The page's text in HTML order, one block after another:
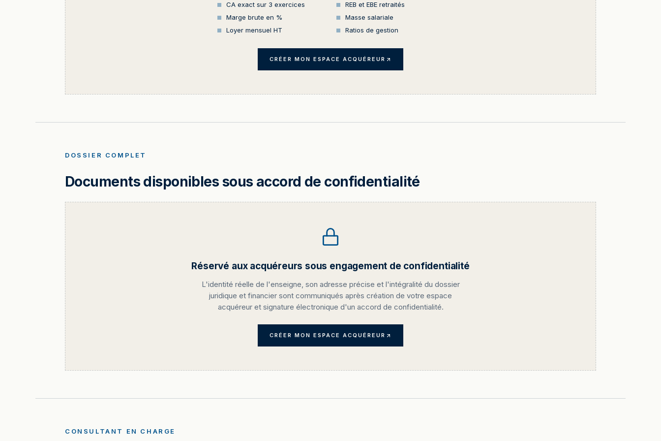
CA exact sur 3 exercices
REB et EBE retraités
Marge brute en %
Masse salariale
Loyer mensuel HT
Ratios de gestion
CRÉER MON ESPACE ACQUÉREUR
DOSSIER COMPLET
Documents disponibles sous accord de confidentialité
Réservé aux acquéreurs sous engagement de confidentialité
L'identité réelle de l'enseigne, son adresse précise et l'intégralité du dossier
juridique et financier sont communiqués après création de votre espace
acquéreur et signature électronique d'un accord de confidentialité.
CRÉER MON ESPACE ACQUÉREUR
CONSULTANT EN CHARGE